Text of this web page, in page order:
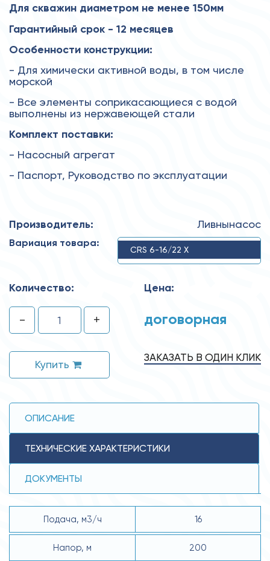
Для скважин диаметром не менее 150мм
Гарантийный срок - 12 месяцев
Особенности конструкции:
- Для химически активной воды, в том числе
морской
- Все элементы соприкасающиеся с водой
выполнены из нержавеющей стали
Комплект поставки:
- Насосный агрегат
- Паспорт, Руководство по эксплуатации
Производитель: Ливнынасос
Вариация товара:
CRS 6-16/22 X
Количество:
- +
Купить
Цена:
договорная
ЗАКАЗАТЬ В ОДИН КЛИК
ОПИСАНИЕ
ТЕХНИЧЕСКИЕ ХАРАКТЕРИСТИКИ
ДОКУМЕНТЫ
Подача, м3/ч 16
Напор, м 200